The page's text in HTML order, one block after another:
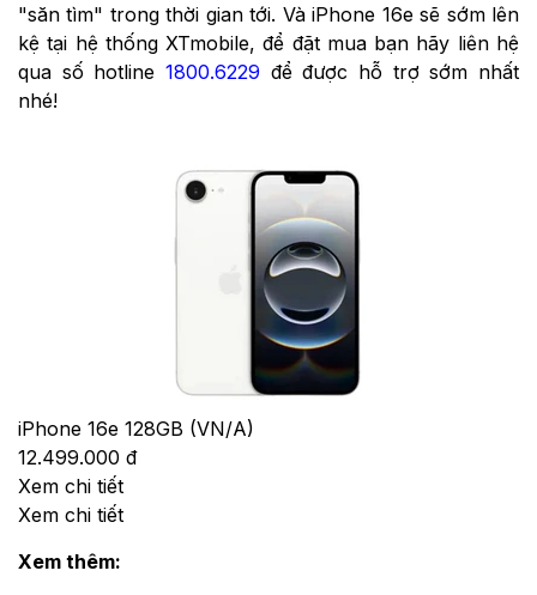
"săn tìm" trong thời gian tới. Và iPhone 16e sẽ sớm lên
kệ tại hệ thống XTmobile, để đặt mua bạn hãy liên hệ
qua số hotline 1800.6229 để được hỗ trợ sớm nhất
nhé!
iPhone 16e 128GB (VN/A)
12.499.000 đ
Xem chi tiết
Xem chi tiết
Xem thêm: